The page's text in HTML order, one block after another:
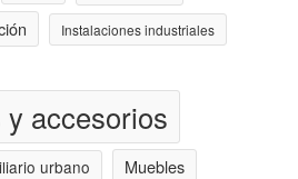
Instalaciones industriales
y accesorios
urbano
Muebles